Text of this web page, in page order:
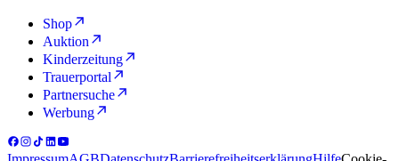
Shop
Auktion
Kinderzeitung
Trauerportal
Partnersuche
Werbung